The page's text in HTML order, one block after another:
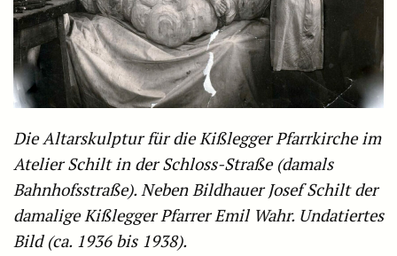
Die Altarskulptur für die Kißlegger Pfarrkirche im
Atelier Schilt in der Schloss-Straße (damals
Bahnhofsstraße). Neben Bildhauer Josef Schilt der
damalige Kißlegger Pfarrer Emil Wahr. Undatiertes
Bild (ca. 1936 bis 1938).